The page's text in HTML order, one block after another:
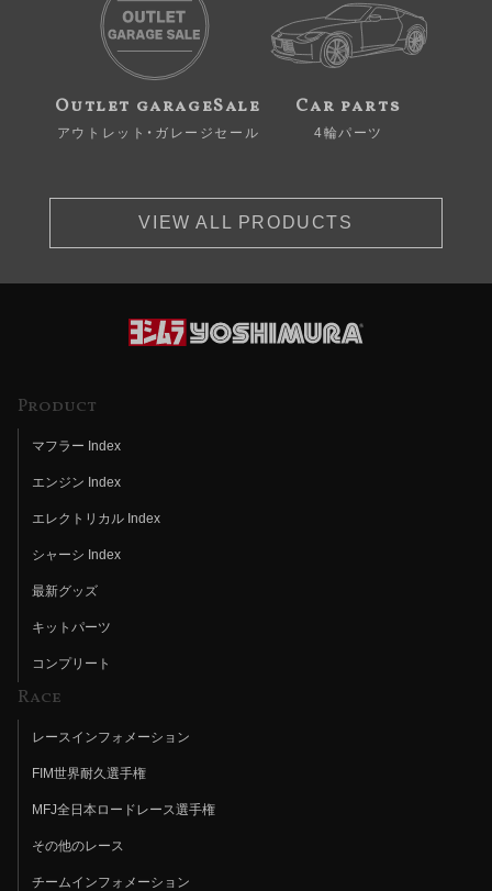
Outlet garageSale
アウトレット・ガレージセール
Car parts
4輪パーツ
VIEW ALL PRODUCTS
Product
マフラー Index
エンジン Index
エレクトリカル Index
シャーシ Index
最新グッズ
キットパーツ
コンプリート
Race
レースインフォメーション
FIM世界耐久選手権
MFJ全日本ロードレース選手権
その他のレース
チームインフォメーション